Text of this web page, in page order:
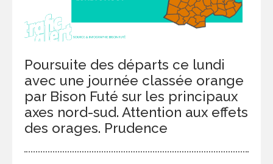
Poursuite des départs ce lundi
avec une journée classée orange
par Bison Futé sur les principaux
axes nord-sud. Attention aux effets
des orages. Prudence